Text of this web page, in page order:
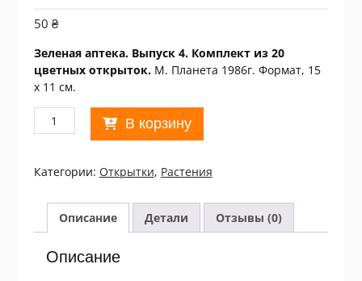
50 ₴
Зеленая аптека. Выпуск 4. Комплект из 20
цветных открыток.М. Планета 1986г. Формат, 15
х 11 см.
Количество
товара
1986.
Зеленая
аптека.
Выпуск
4.
Комплект
В корзину
Категории: Открытки, Растения
Описание Детали Отзывы (0)
Описание